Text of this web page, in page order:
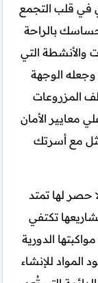
في قلب التجمع
بالراحة
والأنشطة التي
وجعله الوجهة
المزروعات
معايير الأمان
مع أسرتك
حصر لها تمتد
مشاريعها تكتفي
الدورية
المواد للإنشاء